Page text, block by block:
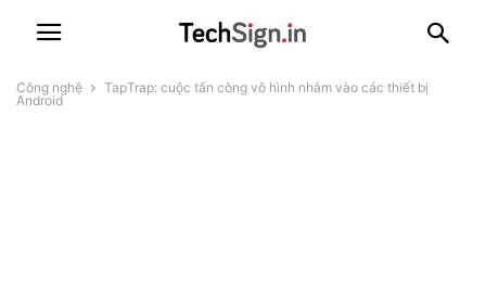
Công nghệ
TapTrap: cuộc tấn công vô hình nhắm vào các thiết bị
Android